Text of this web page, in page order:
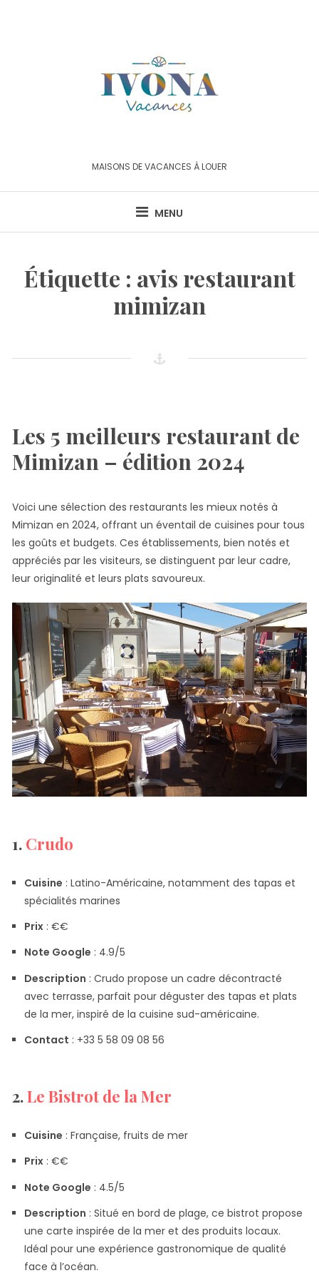
MAISONS DE VACANCES À LOUER
MENU
Étiquette : avis restaurant
mimizan
Les 5 meilleurs restaurant de
Mimizan – édition 2024
Voici une sélection des restaurants les mieux notés à
Mimizan en 2024, offrant un éventail de cuisines pour tous
les goûts et budgets. Ces établissements, bien notés et
appréciés par les visiteurs, se distinguent par leur cadre,
leur originalité et leurs plats savoureux.
1. Crudo
Cuisine : Latino-Américaine, notamment des tapas et
spécialités marines
Prix ​​: €€
Note Google : 4.9/5
Description : Crudo propose un cadre décontracté
avec terrasse, parfait pour déguster des tapas et plats
de la mer, inspiré de la cuisine sud-américaine.
Contact : +33 5 58 09 08 56
2.Le Bistrot de la Mer
Cuisine : Française, fruits de mer
Prix ​​: €€
Note Google : 4.5/5
Description : Situé en bord de plage, ce bistrot propose
une carte inspirée de la mer et des produits locaux.
Idéal pour une expérience gastronomique de qualité
face à l’océan.